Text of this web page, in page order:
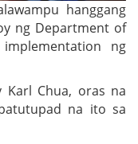
hanggang
ng Department of
ng
Karl Chua, oras na
na ito sa